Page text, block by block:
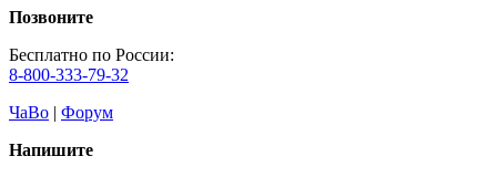
Позвоните
Бесплатно по России:
8-800-333-79-32
ЧаВо | Форум
Напишите